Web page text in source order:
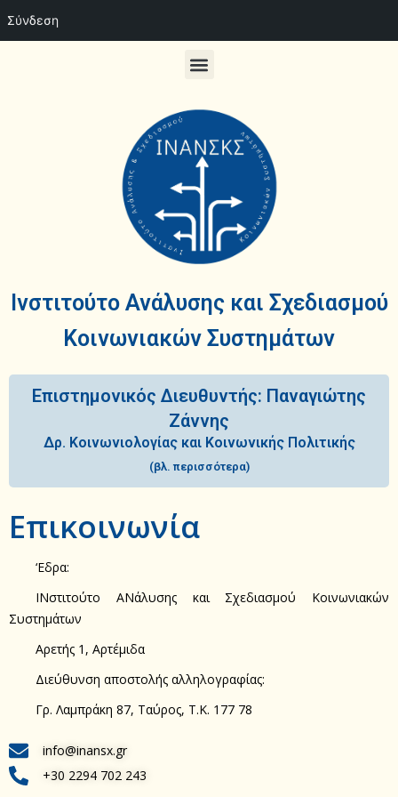
Ινστιτούτο Ανάλυσης και Σχεδιασμού
Κοινωνιακών Συστημάτων
Επιστημονικός Διευθυντής: Παναγιώτης
Ζάννης
Δρ. Κοινωνιολογίας και Κοινωνικής Πολιτικής
(βλ. περισσότερα)
Επικοινωνία
‘Εδρα:
ΙΝστιτούτο ΑΝάλυσης και Σχεδιασμού Κοινωνιακών
Συστημάτων
Αρετής 1, Αρτέμιδα
Διεύθυνση αποστολής αλληλογραφίας:
Γρ. Λαμπράκη 87, Ταύρος, Τ.Κ. 177 78
info@inansx.gr
+30 2294 702 243
Σύνδεση